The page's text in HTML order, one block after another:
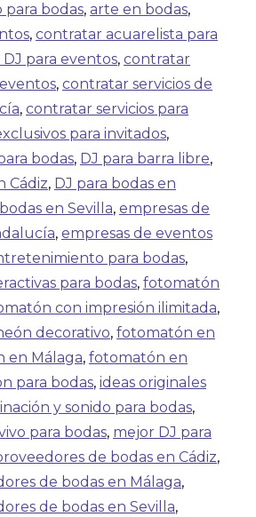
bodas, arte en bodas,
, contratar acuarelista para
para eventos, contratar
, contratar servicios de
, contratar servicios para
para invitados,
bodas, DJ para barra libre,
Cádiz, DJ para bodas en
en Sevilla, empresas de
, empresas de eventos
para bodas,
para bodas, fotomatón
con impresión ilimitada,
decorativo, fotomatón en
en Málaga, fotomatón en
para bodas, ideas originales
y sonido para bodas,
para bodas, mejor DJ para
de bodas en Cádiz,
de bodas en Málaga,
de bodas en Sevilla,